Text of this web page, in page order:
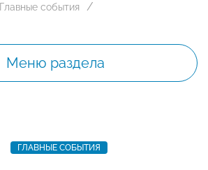
Главные события
Меню раздела
ГЛАВНЫЕ СОБЫТИЯ